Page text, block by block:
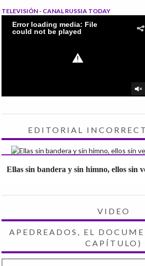
TELEVISIÓN - CANAL RUSSIA TODAY
EDITORIAL
Ellas sin bandera y sin himno, ellos sin
VIDEO
APEDREADOS, EL
CAPÍTULO)